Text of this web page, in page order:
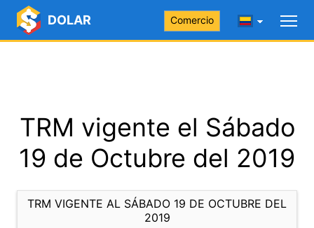
DOLAR Comercio
TRM vigente el Sábado
19 de Octubre del 2019
TRM VIGENTE AL SÁBADO 19 DE OCTUBRE DEL
2019